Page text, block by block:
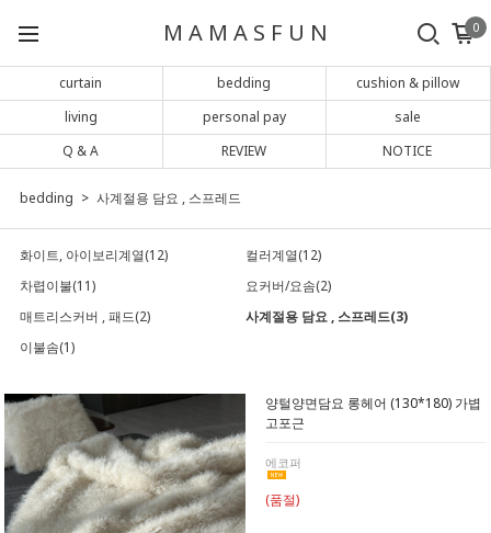
M A M A S F U N 0
curtain bedding
cushion & pillow
living
personal pay
sale
Q & A
REVIEW NOTICE
bedding 사계절용 담요 , 스프레드
화이트, 아이보리계열(12)
컬러계열(12)
차렵이불(11)
요커버/요솜(2)
매트리스커버 , 패드(2)
사계절용 담요 , 스프레드(3)
이불솜(1)
양털양면담요 롱헤어 (130*180) 가볍
고포근
에코퍼
(품절)